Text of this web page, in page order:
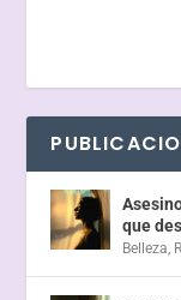
que
Belleza,